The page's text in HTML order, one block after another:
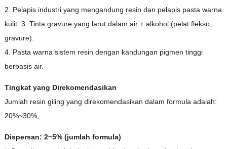
2. Pelapis industri yang mengandung resin dan pelapis pasta warna
kulit. 3. Tinta gravure yang larut dalam air + alkohol (pelat flekso,
gravure).
4. Pasta warna sistem resin dengan kandungan pigmen tinggi
berbasis air.
Tingkat yang Direkomendasikan
Jumlah resin giling yang direkomendasikan dalam formula adalah:
20%~30%,
Dispersan: 2~5% (jumlah formula)